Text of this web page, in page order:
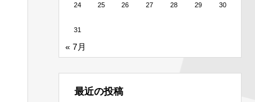
24 25 26 27 28 29 30
31
« 7月
最近の投稿